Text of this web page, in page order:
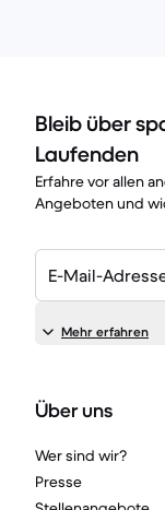
Bleib über
Laufenden
Erfahre vor allen
Angeboten und
E-Mail-
Mehr erfahren
Über uns
Wer sind wir?
Presse